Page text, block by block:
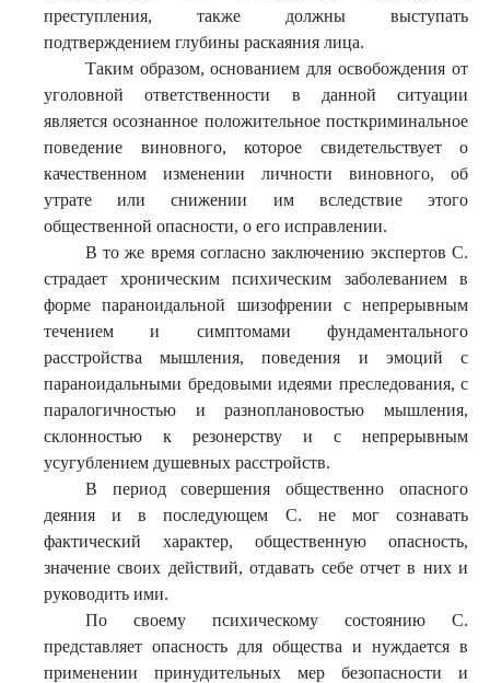
преступления, также должны выступать
подтверждением глубины раскаяния лица.
Таким образом, основанием для освобождения от
уголовной ответственности в данной ситуации
является осознанное положительное посткриминальное
поведение виновного, которое свидетельствует о
качественном изменении личности виновного, об
утрате или снижении им вследствие этого
общественной опасности, о его исправлении.
В то же время согласно заключению экспертов С.
страдает хроническим психическим заболеванием в
форме параноидальной шизофрении с непрерывным
течением и симптомами фундаментального
расстройства мышления, поведения и эмоций с
параноидальными бредовыми идеями преследования, с
паралогичностью и разноплановостью мышления,
склонностью к резонерству и с непрерывным
усугублением душевных расстройств.
В период совершения общественно опасного
деяния и в последующем С. не мог сознавать
фактический характер, общественную опасность,
значение своих действий, отдавать себе отчет в них и
руководить ими.
По своему психическому состоянию С.
представляет опасность для общества и нуждается в
применении принудительных мер безопасности и